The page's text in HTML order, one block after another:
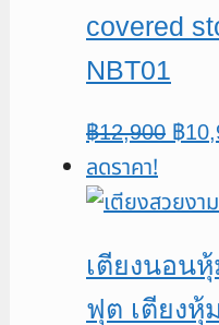
covered
NBT01
฿12,900
was:
฿
ลดราคา!
เตียงนอน
ฟุต เตียงหุ้